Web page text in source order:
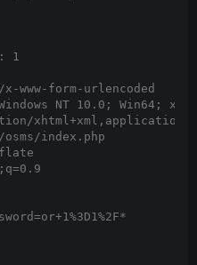
1
www-form-urlencoded
NT 10.0; Win64;
xhtml+xml,application/
index.php